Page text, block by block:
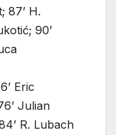
87’ H.
90’
Eric
Julian
R. Lubach